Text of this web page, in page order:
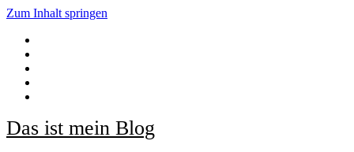
Zum Inhalt springen
Das ist mein Blog